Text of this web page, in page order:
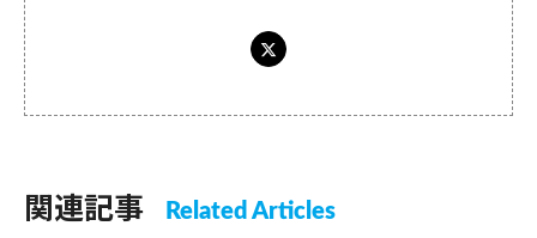
関連記事 Related Articles